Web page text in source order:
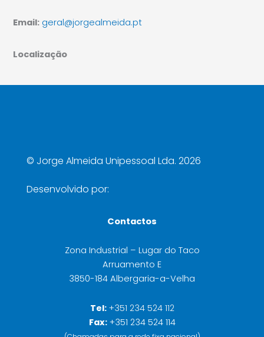
Email: geral@jorgealmeida.pt
Localização
© Jorge Almeida Unipessoal Lda. 2026
Desenvolvido por:
Contactos
Zona Industrial – Lugar do Taco
Arruamento E
3850-184 Albergaria-a-Velha
Tel: +351 234 524 112
Fax:+351 234 524 114